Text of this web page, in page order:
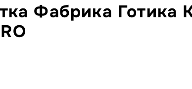
Фабрика Готика